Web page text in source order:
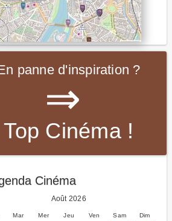
panne d'inspiration ?
⇒
Top Cinéma !
Cinéma
Août 2026
Mar Mer Jeu Ven Sam Dim